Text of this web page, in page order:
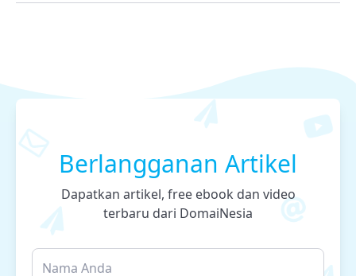
Berlangganan Artikel
Dapatkan artikel, free ebook dan video
terbaru dari DomaiNesia